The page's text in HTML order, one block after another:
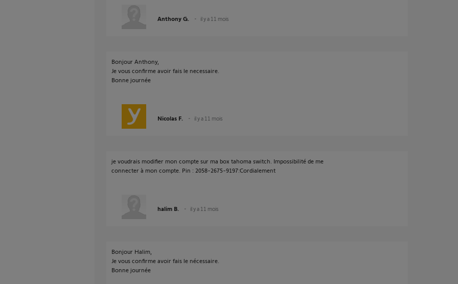
Anthony G. il y a 11 mois
Bonjour Anthony,
Je vous confirme avoir fais le necessaire.
Bonne journée
Nicolas F. il y a 11 mois
je voudrais modifier mon compte sur ma box tahoma switch. Impossibilité de me
connecter à mon compte. Pin : 2058-2675-9197:Cordialement
halim B. il y a 11 mois
Bonjour Halim,
Je vous confirme avoir fais le nécessaire.
Bonne journée